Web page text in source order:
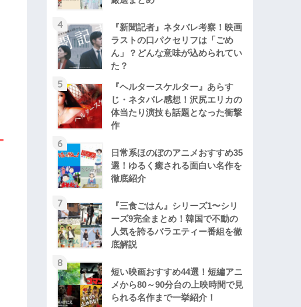
4
『新聞記者』ネタバレ考察！映画
ラストの口パクセリフは「ごめ
ん」？どんな意味が込められてい
た？
5
『ヘルタースケルター』あらす
じ・ネタバレ感想！沢尻エリカの
体当たり演技も話題となった衝撃
作
6
日常系ほのぼのアニメおすすめ35
選！ゆるく癒される面白い名作を
徹底紹介
7
『三食ごはん』シリーズ1〜シリ
ーズ9完全まとめ！韓国で不動の
人気を誇るバラエティー番組を徹
底解説
8
短い映画おすすめ44選！短編アニ
メから80～90分台の上映時間で見
られる名作まで一挙紹介！